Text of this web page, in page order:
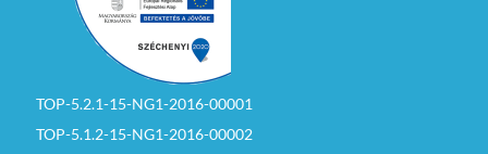
TOP-5.2.1-15-NG1-2016-00001
TOP-5.1.2-15-NG1-2016-00002